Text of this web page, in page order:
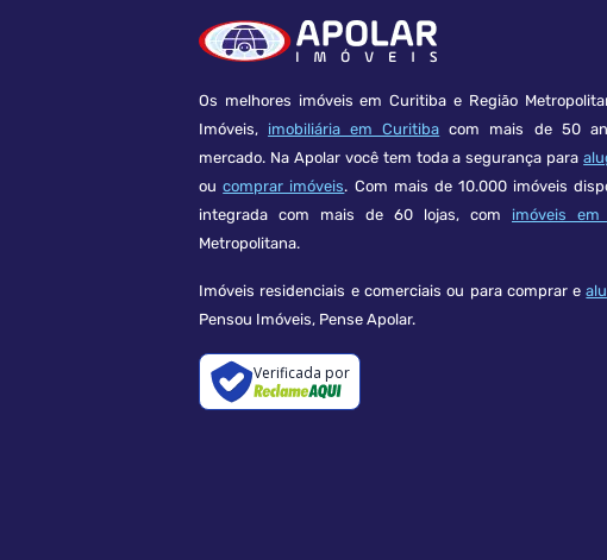
Os melhores imóveis em Curitiba e Região
Imóveis, imobiliária em Curitiba com mais de 50
mercado. Na Apolar você tem toda a segurança para
oucomprar imóveis. Com mais de 10.000 imóveis
integrada com mais de 60 lojas, com imóveis em
Metropolitana.
Imóveis residenciais e comerciais ou para comprar e
Pensou Imóveis, Pense Apolar.
Verificada por